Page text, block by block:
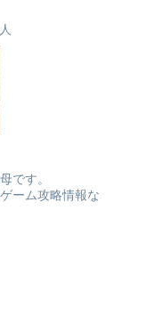
です。
ーム攻略情報な